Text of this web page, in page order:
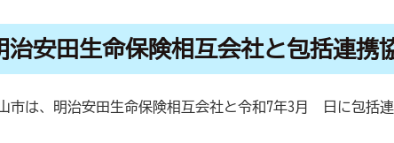
治安田生命保険相互会社と包括連携
市は、明治安田生命保険相互会社と令和7年3月 日に包括連